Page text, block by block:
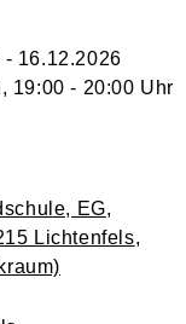
16.12.2026
19:00 - 20:00 Uhr
EG,
Lichtenfels,